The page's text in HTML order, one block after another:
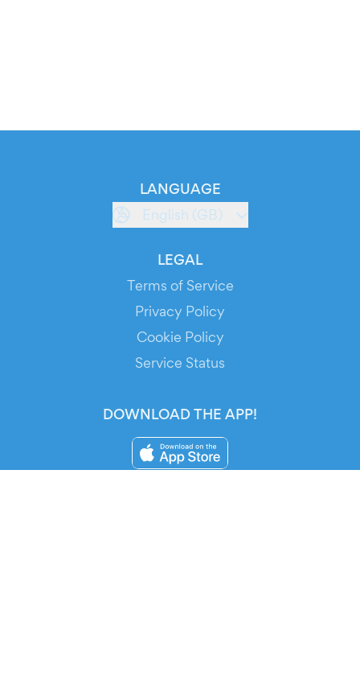
LANGUAGE
English (GB)
LEGAL
Terms of Service
Privacy Policy
Cookie Policy
Service Status
DOWNLOAD THE APP!